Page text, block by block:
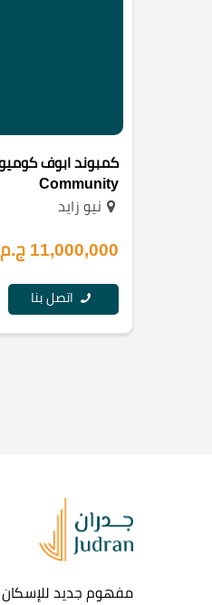
Community
نيو زايد
11,000,000 ج.م
اتصل بنا
مفهوم جديد للإسكان